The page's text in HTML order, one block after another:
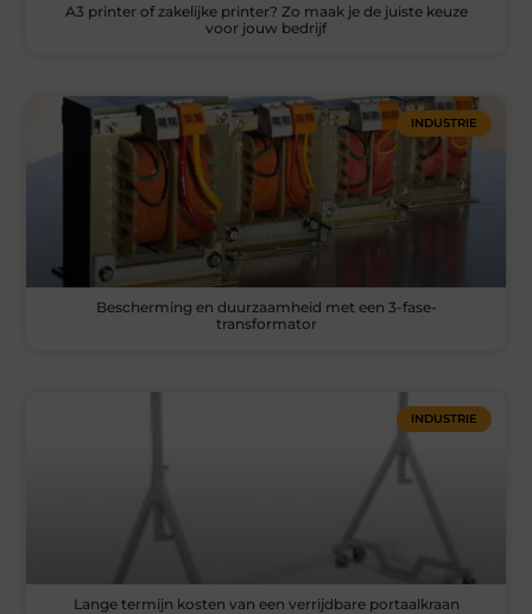
A3 printer of zakelijke printer? Zo maak je de juiste keuze
voor jouw bedrijf
INDUSTRIE
Bescherming en duurzaamheid met een 3-fase-
transformator
INDUSTRIE
Lange termijn kosten van een verrijdbare portaalkraan